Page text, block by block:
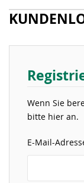
Wenn Sie
bitte hier an.
E-Mail-